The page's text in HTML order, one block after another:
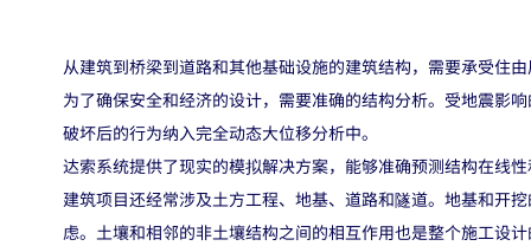
从建筑到桥梁到道路和其他基础设施的建筑结构，需要承受住
为了确保安全和经济的设计，需要准确的结构分析。受地震影
破坏后的行为纳入完全动态大位移分析中。
达索系统提供了现实的模拟解决方案，能够准确预测结构在线
建筑项目还经常涉及土方工程、地基、道路和隧道。地基和开
虑。土壤和相邻的非土壤结构之间的相互作用也是整个施工设